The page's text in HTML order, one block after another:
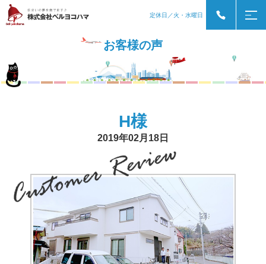
定休日／火・水曜日
お客様の声
H様
2019年02月18日